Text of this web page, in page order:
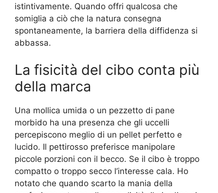
istintivamente. Quando offri qualcosa che
somiglia a ciò che la natura consegna
spontaneamente, la barriera della diffidenza si
abbassa.
La fisicità del cibo conta più
della marca
Una mollica umida o un pezzetto di pane
morbido ha una presenza che gli uccelli
percepiscono meglio di un pellet perfetto e
lucido. Il pettirosso preferisce manipolare
piccole porzioni con il becco. Se il cibo è troppo
compatto o troppo secco l’interesse cala. Ho
notato che quando scarto la mania della